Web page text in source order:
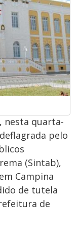
nesta quarta-
pelo
(Sintab),
Campina
de tutela
de